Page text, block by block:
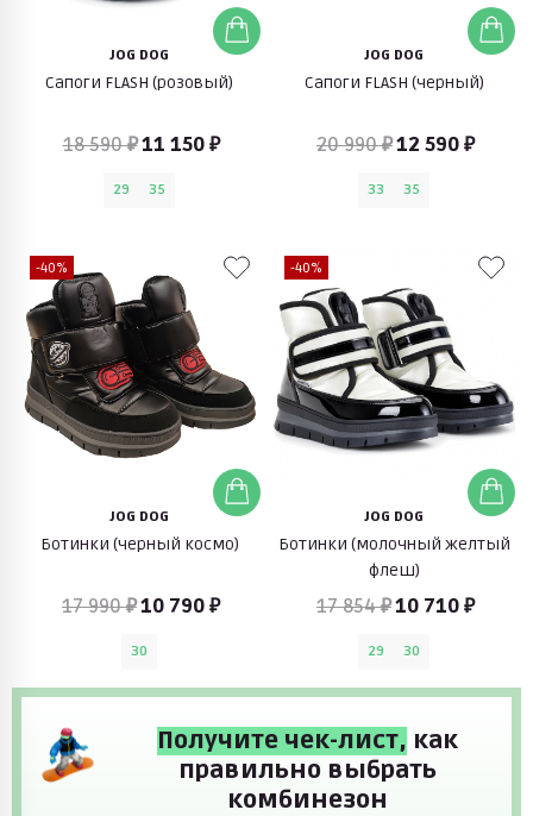
JOG DOG
Сапоги FLASH (розовый)
18 590 ₽11 150 ₽
29 35
JOG DOG
Сапоги FLASH (черный)
20 990 ₽12 590 ₽
33 35
-40%
JOG DOG
Ботинки (черный космо)
17 990 ₽10 790 ₽
30
-40%
JOG DOG
Ботинки (молочный желтый
флеш)
17 854 ₽10 710 ₽
29 30
Получите чек-лист, как
правильно выбрать
комбинезон